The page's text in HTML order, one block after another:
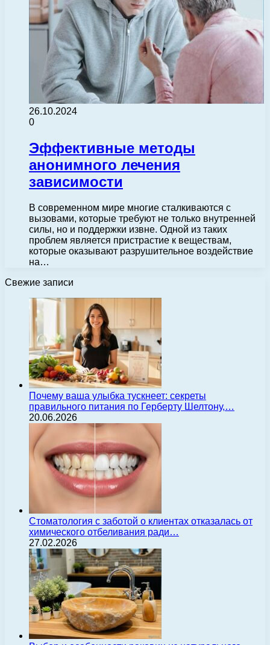
26.10.2024
0
Эффективные методы
анонимного лечения
зависимости
В современном мире многие сталкиваются с
вызовами, которые требуют не только внутренней
силы, но и поддержки извне. Одной из таких
проблем является пристрастие к веществам,
которые оказывают разрушительное воздействие
на…
Свежие записи
Почему ваша улыбка тускнеет: секреты
правильного питания по Герберту Шелтону,…
20.06.2026
Стоматология с заботой о клиентах отказалась от
химического отбеливания ради…
27.02.2026